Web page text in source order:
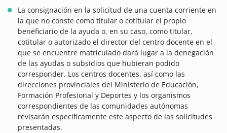
La consignación en la solicitud de una cuenta corriente en
la que no conste como titular o cotitular el propio
beneficiario de la ayuda o, en su caso, como titular,
cotitular o autorizado el director del centro docente en el
que se encuentre matriculado dará lugar a la denegación
de las ayudas o subsidios que hubieran podido
corresponder. Los centros docentes, así como las
direcciones provinciales del Ministerio de Educación,
Formación Profesional y Deportes y los organismos
correspondientes de las comunidades autónomas
revisarán específicamente este aspecto de las solicitudes
presentadas.